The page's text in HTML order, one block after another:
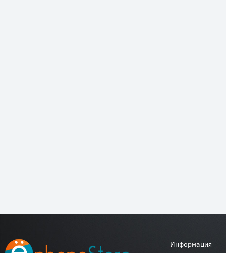
Информация